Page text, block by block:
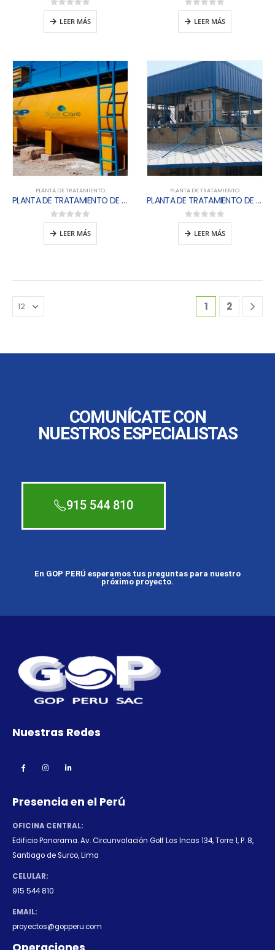
0out of 5
LEER MÁS
0out of 5
LEER MÁS
PLANTA DE TRATAMIENTO
PLANTA DE TRATAMIENTO DE AGUA RESIDUAL DOMESTICA CONVENCIONAL – PTARD
0out of 5
LEER MÁS
PLANTA DE TRATAMIENTO
PLANTA DE TRATAMIENTO DE AGUA RESIDUALES INDUSTRIALES  PTARI
0out of 5
LEER MÁS
1 2
COMUNÍCATE CON
NUESTROS ESPECIALISTAS
915 544 810
En GOP PERÚ esperamos tus preguntas para nuestro
próximo proyecto.
Nuestras Redes
Presencia en el Perú
OFICINA CENTRAL:
Edificio Panorama. Av. Circunvalación Golf Los Incas 134, Torre 1, P. 8,
Santiago de Surco, Lima
CELULAR:
915 544 810
EMAIL:
proyectos@gopperu.com